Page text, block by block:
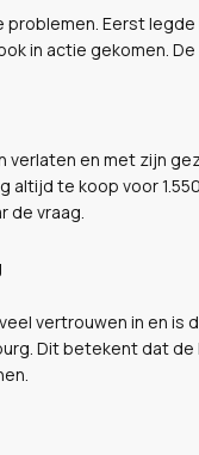
problemen. Eerst
in actie gekomen.
en met zijn
altijd te koop voor
de vraag.
vertrouwen in en
Dit betekent dat